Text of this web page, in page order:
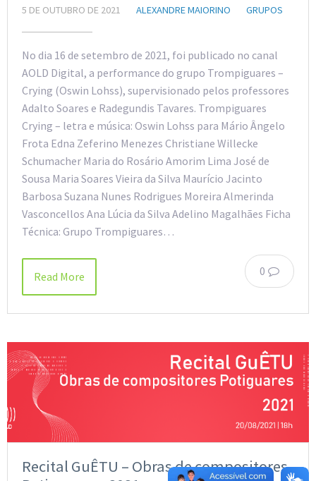
5 DE OUTUBRO DE 2021 ALEXANDRE MAIORINO GRUPOS
No dia 16 de setembro de 2021, foi publicado no canal
AOLD Digital, a performance do grupo Trompiguares –
Crying (Oswin Lohss), supervisionado pelos professores
Adalto Soares e Radegundis Tavares. Trompiguares
Crying – letra e música: Oswin Lohss para Mário Ângelo
Frota Edna Zeferino Menezes Christiane Willecke
Schumacher Maria do Rosário Amorim Lima José de
Sousa Maria Soares Vieira da Silva Maurício Jacinto
Barbosa Suzana Nunes Rodrigues Moreira Almerinda
Vasconcellos Ana Lúcia da Silva Adelino Magalhães Ficha
Técnica: Grupo Trompiguares…
0
Read More
Recital GuÊTU – Obras de compositores